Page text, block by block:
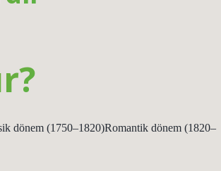
dönem (1750–1820)Romantik dönem (1820–